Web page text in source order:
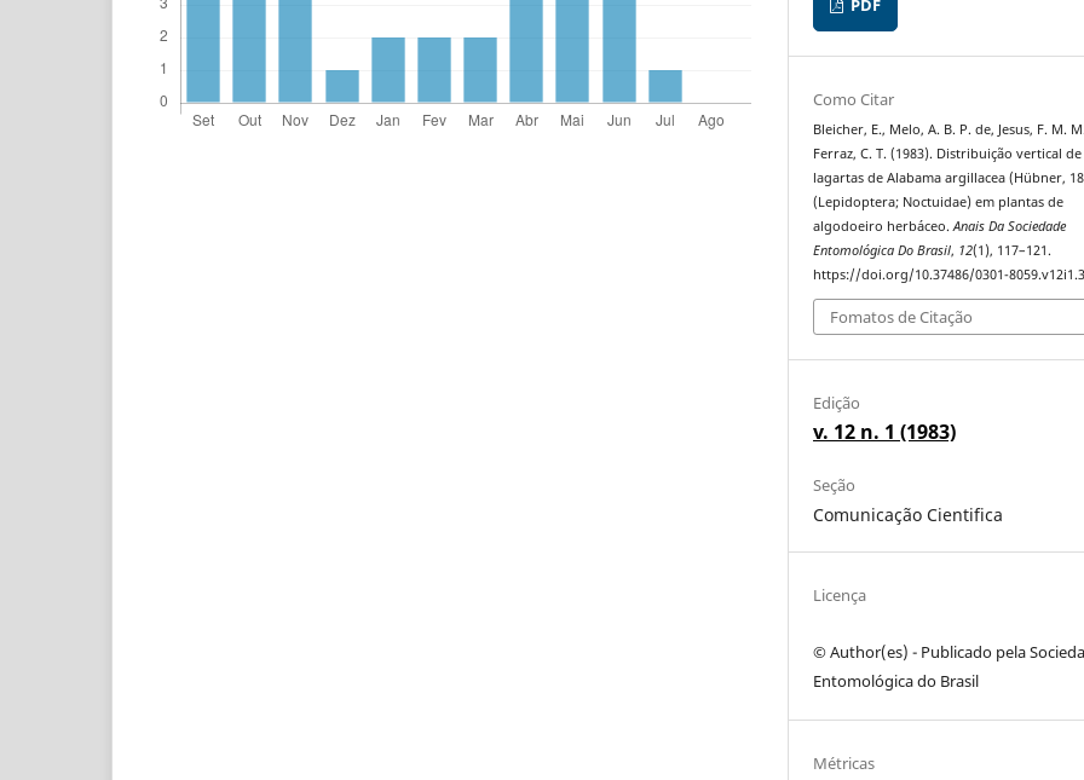
PDF
Como Citar
Bleicher, E., Melo, A. B. P. de, Jesus, F. M.
Ferraz, C. T. (1983). Distribuição vertical de
lagartas de Alabama argillacea (Hübner,
(Lepidoptera; Noctuidae) em plantas de
algodoeiro herbáceo.Anais Da Sociedade
Entomológica Do Brasil, 12(1), 117–121.
https://doi.org/10.37486/0301-
Fomatos de Citação
Edição
v. 12 n. 1 (1983)
Seção
Comunicação Cientifica
Licença
© Author(es) - Publicado pela
Entomológica do Brasil
Métricas